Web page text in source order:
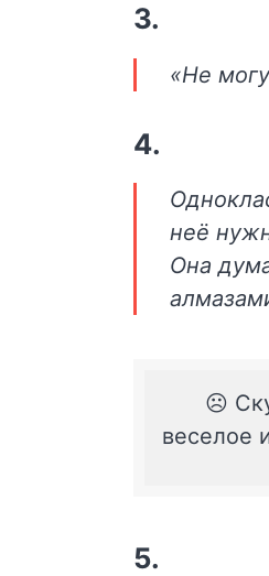
3.
«Не
4.
неё
Она
☹️
веселое
5.